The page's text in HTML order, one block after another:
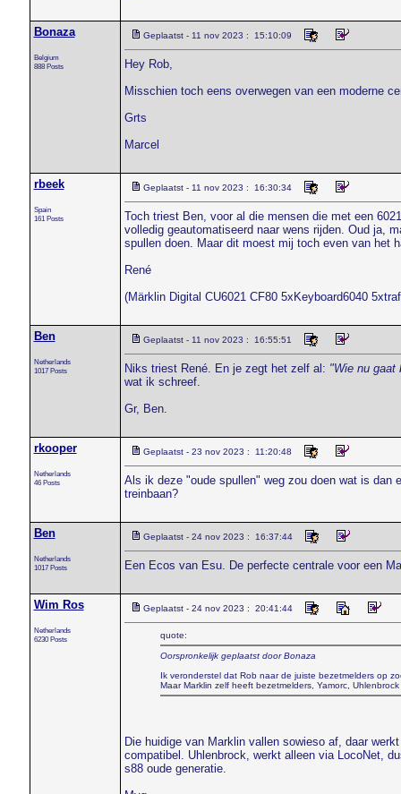
Bonaza
Belgium
888 Posts
Geplaatst - 11 nov 2023 : 15:10:09
Hey Rob,
Misschien toch eens overwegen van een moderne
Grts
Marcel
rbeek
Spain
161 Posts
Geplaatst - 11 nov 2023 : 16:30:34
Toch triest Ben, voor al die mensen die met een
volledig geautomatiseerd naar wens rijden. Oud ja,
spullen doen. Maar dit moest mij toch even van het
René
(Märklin Digital CU6021 CF80 5xKeyboard6040
Ben
Netherlands
1017 Posts
Geplaatst - 11 nov 2023 : 16:55:51
Niks triest René. En je zegt het zelf al: "Wie nu gaat
wat ik schreef.
Gr, Ben.
rkooper
Netherlands
46 Posts
Geplaatst - 23 nov 2023 : 11:20:48
Als ik deze "oude spullen" weg zou doen wat is dan
treinbaan?
Ben
Netherlands
1017 Posts
Geplaatst - 24 nov 2023 : 16:37:44
Een Ecos van Esu. De perfecte centrale voor een
Wim Ros
Netherlands
6230 Posts
Geplaatst - 24 nov 2023 : 20:41:44
quote:
Oorspronkelijk geplaatst door Bonaza
Ik veronderstel dat Rob naar de juiste bezetmelders op
Maar Marklin zelf heeft bezetmelders, Yamorc,
Die huidige van Marklin vallen sowieso af, daar
compatibel. Uhlenbrock, werkt alleen via LocoNet,
s88 oude generatie.